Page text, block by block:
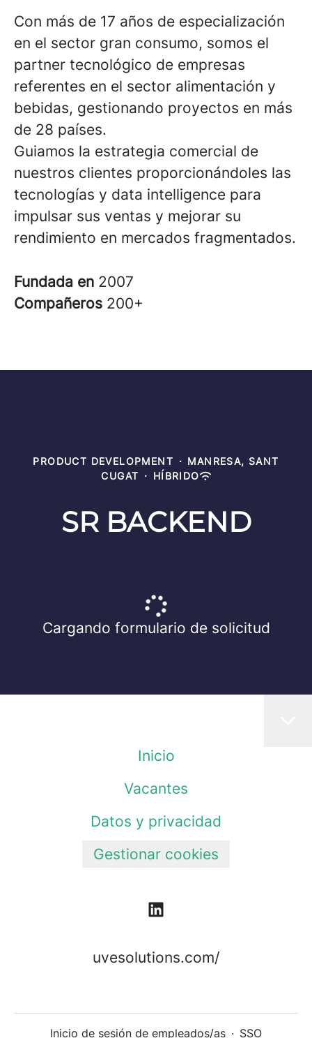
Con más de 17 años de especialización
en el sector gran consumo, somos el
partner tecnológico de empresas
referentes en el sector alimentación y
bebidas, gestionando proyectos en más
de 28 países.
Guiamos la estrategia comercial de
nuestros clientes proporcionándoles las
tecnologías y data intelligence para
impulsar sus ventas y mejorar su
rendimiento en mercados fragmentados.
Fundada en 2007
Compañeros 200+
PRODUCT DEVELOPMENT · MANRESA, SANT
CUGAT · HÍBRIDO
SR BACKEND
Cargando formulario de solicitud
Inicio
Vacantes
Datos y privacidad
Gestionar cookies
uvesolutions.com/
Inicio de sesión de empleados/as · SSO